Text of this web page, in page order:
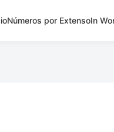
Números por ExtensoIn